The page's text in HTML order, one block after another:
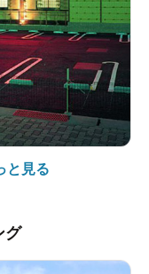
と見る
グ